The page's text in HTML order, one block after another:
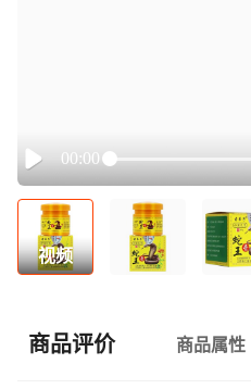
Play
00:00
视频
商品评价 商品属性